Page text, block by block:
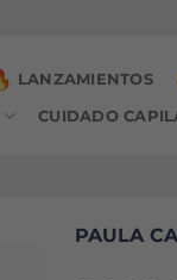
LANZAMIENTOS
CUIDADO
PAULA